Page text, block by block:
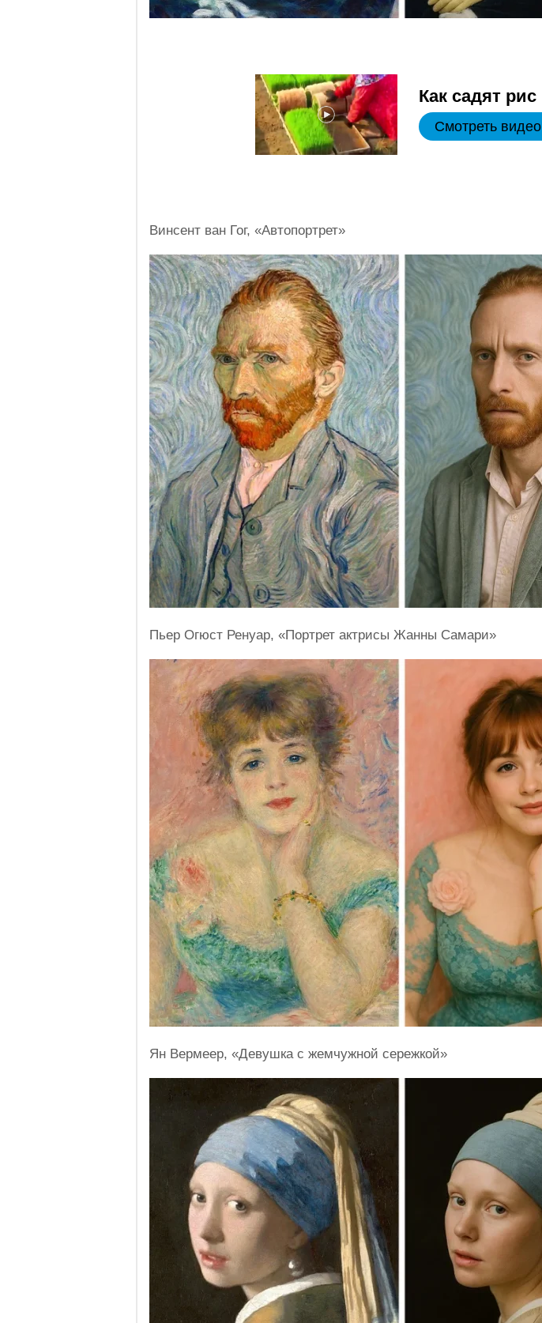
Как садят рис
Смотреть видео
Винсент ван Гог, «Автопортрет»
Пьер Огюст Ренуар, «Портрет актрисы Жанны Самари»
Ян Вермеер, «Девушка с жемчужной сережкой»